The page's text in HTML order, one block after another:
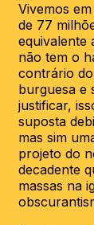
Vivemos
de 77
equivalente
não tem o
contrário
burguesa e
justificar,
suposta
mas sim
projeto do
decadente
massas na